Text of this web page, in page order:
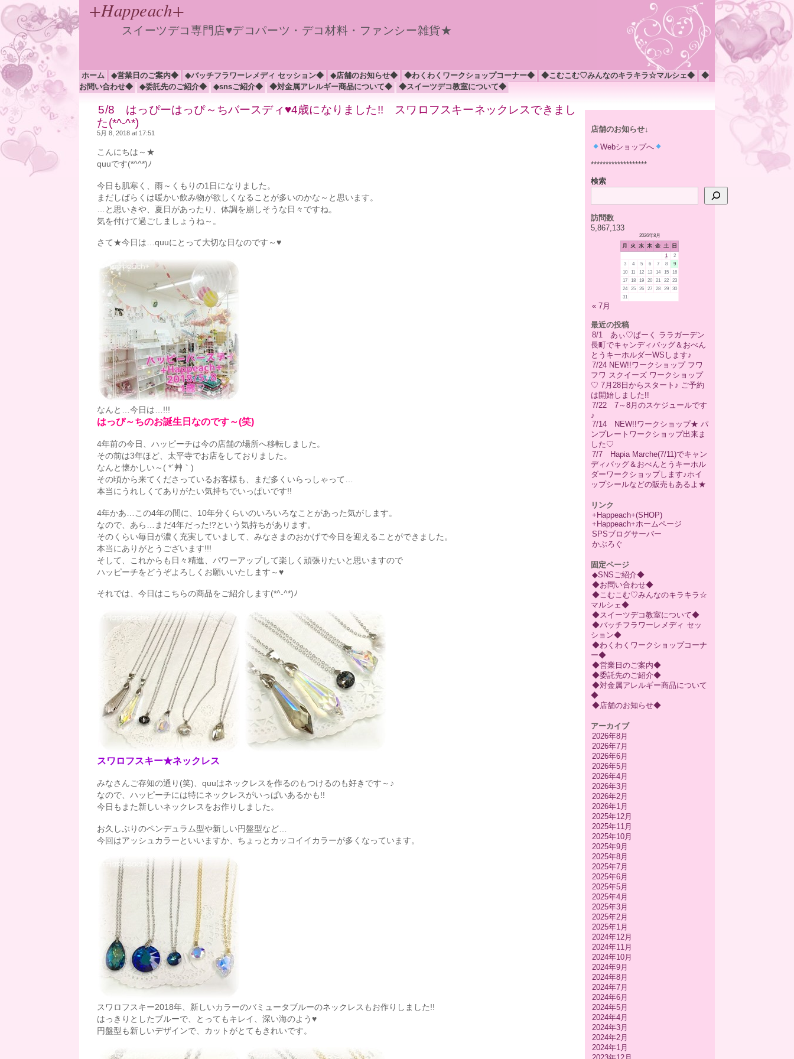
+Happeach+
スイーツデコ専門店♥デコパーツ・デコ材料・ファンシー雑貨★
ホーム ◆営業日のご案内◆ ◆バッチフラワーレメディ セッション◆ ◆店舗のお知らせ◆ ◆わくわくワークショップコーナー◆ ◆こむこむ♡みんなのキラキラ☆マルシェ◆
◆
お問い合わせ◆
◆委託先のご紹介◆ ◆snsご紹介◆ ◆対金属アレルギー商品について◆ ◆スイーツデコ教室について◆
店舗のお知らせ↓
Webショップへ
*******************
検索
訪問数
5,867,133
2026年8月
月 火 水 木 金 土 日
1
2
3
4 5 6 7 8
9
10
11 12 13 14 15
16
17
18 19 20 21 22
23
24
25 26 27 28 29
30
31
« 7月
最近の投稿
8/1 あぃ♡ぱーく ララガーデン
長町でキャンディバッグ＆おべん
とうキーホルダーWSします♪
7/24 NEW!!ワークショップ フワ
フワ スクイーズ ワークショップ
♡ 7月28日からスタート♪ ご予約
は開始しました!!
7/22 7～8月のスケジュールです
♪
7/14 NEW!!ワークショップ★ パ
ンプレートワークショップ出来ま
した♡
7/7 Hapia Marche(7/11)でキャン
ディバッグ＆おべんとうキーホル
ダーワークショップします♪ホイ
ップシールなどの販売もあるよ★
リンク
+Happeach+(SHOP)
+Happeach+ホームページ
SPSブログサーバー
かぶろぐ
固定ページ
◆SNSご紹介◆
◆お問い合わせ◆
◆こむこむ♡みんなのキラキラ☆
マルシェ◆
◆スイーツデコ教室について◆
◆バッチフラワーレメディ セッ
ション◆
◆わくわくワークショップコーナ
ー◆
◆営業日のご案内◆
◆委託先のご紹介◆
◆対金属アレルギー商品について
◆
◆店舗のお知らせ◆
アーカイブ
2026年8月
2026年7月
2026年6月
2026年5月
2026年4月
2026年3月
2026年2月
2026年1月
2025年12月
2025年11月
2025年10月
2025年9月
2025年8月
2025年7月
2025年6月
2025年5月
2025年4月
2025年3月
2025年2月
2025年1月
2024年12月
2024年11月
2024年10月
2024年9月
2024年8月
2024年7月
2024年6月
2024年5月
2024年4月
2024年3月
2024年2月
2024年1月
5/8 はっぴーはっぴ～ちバースディ♥4歳になりました!! スワロフスキーネックレスできまし
た(*^-^*)
5月 8, 2018 at 17:51
こんにちは～★
quuです(*^^*)ﾉ
今日も肌寒く、雨～くもりの1日になりました。
まだしばらくは暖かい飲み物が欲しくなることが多いのかな～と思います。
…と思いきや、夏日があったり、体調を崩しそうな日々ですね。
気を付けて過ごしましょうね～。
さて★今日は…quuにとって大切な日なのです～♥
なんと…今日は…!!!
はっぴ～ちのお誕生日なのです～(笑)
4年前の今日、ハッピーチは今の店舗の場所へ移転しました。
その前は3年ほど、太平寺でお店をしておりました。
なんと懐かしい～( *´艸｀)
その頃から来てくださっているお客様も、まだ多くいらっしゃって…
本当にうれしくてありがたい気持ちでいっぱいです!!
4年かあ…この4年の間に、10年分くらいのいろいろなことがあった気がします。
なので、あら…まだ4年だった!?という気持ちがあります。
そのくらい毎日が濃く充実していまして、みなさまのおかげで今日を迎えることができました。
本当にありがとうございます!!!
そして、これからも日々精進、パワーアップして楽しく頑張りたいと思いますので
ハッピーチをどうぞよろしくお願いいたします～♥
それでは、今日はこちらの商品をご紹介します(*^-^*)ﾉ
スワロフスキー★ネックレス
みなさんご存知の通り(笑)、quuはネックレスを作るのもつけるのも好きです～♪
なので、ハッピーチには特にネックレスがいっぱいあるかも!!
今日もまた新しいネックレスをお作りしました。
お久しぶりのペンデュラム型や新しい円盤型など…
今回はアッシュカラーといいますか、ちょっとカッコイイカラーが多くなっています。
スワロフスキー2018年、新しいカラーのバミュータブルーのネックレスもお作りしました!!
はっきりとしたブルーで、とってもキレイ、深い海のよう♥
円盤型も新しいデザインで、カットがとてもきれいです。